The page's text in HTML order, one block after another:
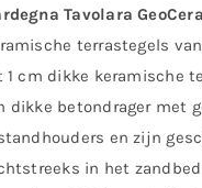
Tavolara
terrastegels van
1 cm dikke keramische
dikke betondrager met
en zijn
in het